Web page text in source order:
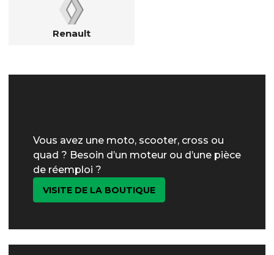
Renault
Vous avez une moto, scooter, cross ou
quad ? Besoin d’un moteur ou d’une pièce
de réemploi ?
VISITE DE LA BOUTIQUE